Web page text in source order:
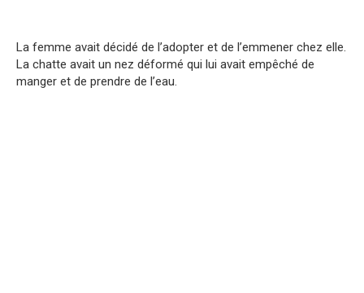
La femme avait décidé de l’adopter et de l’emmener chez elle.
La chatte avait un nez déformé qui lui avait empêché de
manger et de prendre de l’eau.